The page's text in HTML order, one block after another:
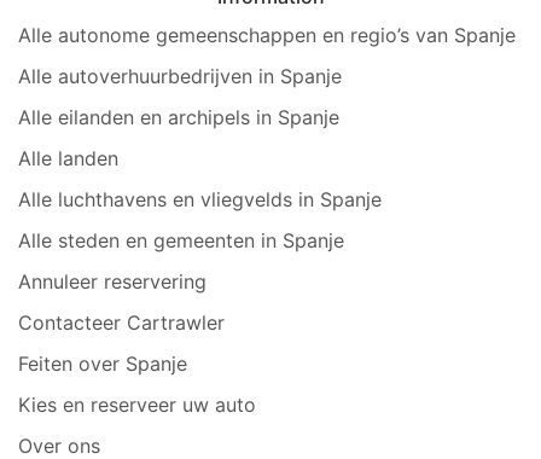
Alle autonome gemeenschappen en regio’s van Spanje
Alle autoverhuurbedrijven in Spanje
Alle eilanden en archipels in Spanje
Alle landen
Alle luchthavens en vliegvelds in Spanje
Alle steden en gemeenten in Spanje
Annuleer reservering
Contacteer Cartrawler
Feiten over Spanje
Kies en reserveer uw auto
Over ons